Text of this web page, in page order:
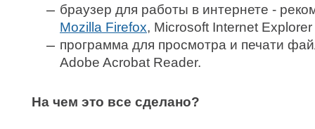
браузер для работы в интернете -
Mozilla Firefox, Microsoft Internet
программа для просмотра и печати
Adobe Acrobat Reader.
На чем это все сделано?